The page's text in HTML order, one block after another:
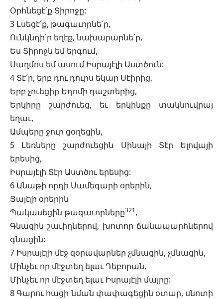
Օրհնեցէ՛ք Տիրոջը:
3 Լսեցէ՛ք, թագաւորնե՛ր,
Ունկնդի՛ր եղէք, նախարարնե՛ր,
Ես Տիրոջն եմ երգում,
Սաղմոս եմ ասում Իսրայէլի Աստծուն:
4 Տէ՛ր, երբ դու դուրս եկար Սէիրից,
Երբ չուեցիր Եդոմի դաշտերից,
Երկիրը շարժուեց, եւ երկինքը տակնուվրայ
եղաւ,
Ամպերը ջուր ցօղեցին,
5 Լեռները շարժուեցին Սինայի Տէր Ելովայի
երեսից,
Իսրայէլի Տէր Աստծու երեսից:
6 Անաթի որդի Սամեգարի օրերին,
Յայէլի օրերին
Պակասեցին թագաւորները321,
Գնացին շաւիղներով, խոտոր ճանապարհներով
գնացին:
7 Իսրայէլի մէջ զօրավարներ չմնացին, չմնացին,
Մինչեւ որ մէջտեղ ելաւ Դեբորան,
Մինչեւ որ մէջտեղ ելաւ Իսրայէլի մայրը:
8 Գարու հացի նման փափագեցին օտար, սնոտի